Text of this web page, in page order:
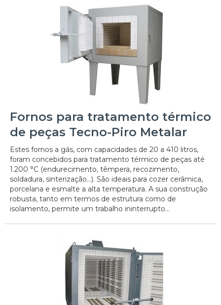
Fornos para tratamento térmico
de peças Tecno-Piro Metalar
Estes fornos a gás, com capacidades de 20 a 410 litros,
foram concebidos para tratamento térmico de peças até
1.200 °C (endurecimento, têmpera, recozimento,
soldadura, sinterização...). São ideais para cozer cerâmica,
porcelana e esmalte a alta temperatura. A sua construção
robusta, tanto em termos de estrutura como de
isolamento, permite um trabalho ininterrupto...